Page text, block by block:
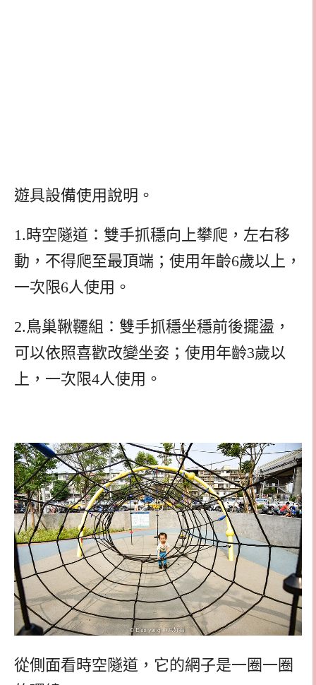
遊具設備使用說明。
1.時空隧道：雙手抓穩向上攀爬，左右移
動，不得爬至最頂端；使用年齡6歲以上，
一次限6人使用。
2.鳥巢鞦韆組：雙手抓穩坐穩前後擺盪，
可以依照喜歡改變坐姿；使用年齡3歲以
上，一次限4人使用。
從側面看時空隧道，它的網子是一圈一圈